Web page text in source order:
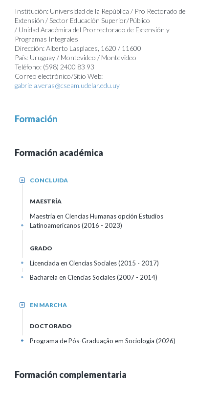
Institución: Universidad de la República / Pro Rectorado de
Extensión / Sector Educación Superior/Público
/ Unidad Académica del Prorrectorado de Extensión y
Programas Integrales
Dirección: Alberto Lasplaces, 1620 / 11600
País: Uruguay / Montevideo / Montevideo
Teléfono: (598) 2400 83 93
Correo electrónico/Sitio Web:
gabriela.veras@cseam.udelar.edu.uy
Formación
Formación académica
CONCLUIDA
+
MAESTRÍA
Maestría en Ciencias Humanas opción Estudios
Latinoamericanos (2016 - 2023)
+
GRADO
Licenciada en Ciencias Sociales (2015 - 2017)
+
Bacharela en Ciencias Sociales (2007 - 2014)
+
EN MARCHA
+
DOCTORADO
Programa de Pós-Graduação em Sociologia (2026)
+
Formación complementaria